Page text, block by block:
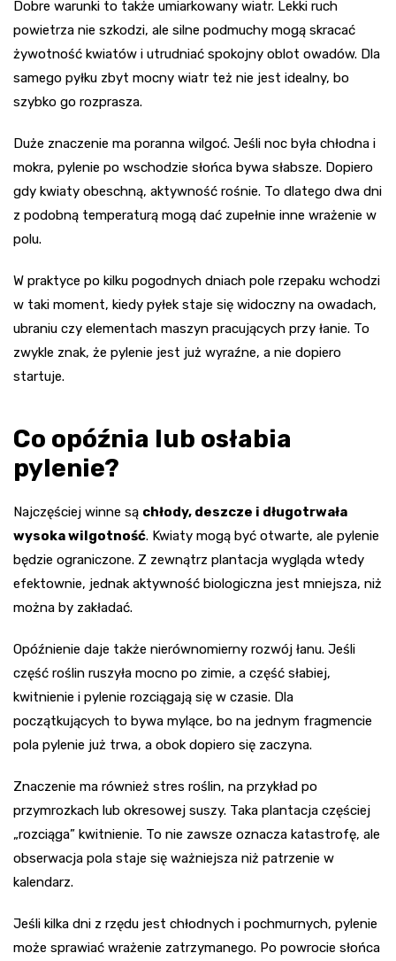
Dobre warunki to także umiarkowany wiatr. Lekki ruch
powietrza nie szkodzi, ale silne podmuchy mogą skracać
żywotność kwiatów i utrudniać spokojny oblot owadów. Dla
samego pyłku zbyt mocny wiatr też nie jest idealny, bo
szybko go rozprasza.
Duże znaczenie ma poranna wilgoć. Jeśli noc była chłodna i
mokra, pylenie po wschodzie słońca bywa słabsze. Dopiero
gdy kwiaty obeschną, aktywność rośnie. To dlatego dwa dni
z podobną temperaturą mogą dać zupełnie inne wrażenie w
polu.
W praktyce po kilku pogodnych dniach pole rzepaku wchodzi
w taki moment, kiedy pyłek staje się widoczny na owadach,
ubraniu czy elementach maszyn pracujących przy łanie. To
zwykle znak, że pylenie jest już wyraźne, a nie dopiero
startuje.
Co opóźnia lub osłabia
pylenie?
Najczęściej winne są chłody, deszcze i długotrwała
wysoka wilgotność. Kwiaty mogą być otwarte, ale pylenie
będzie ograniczone. Z zewnątrz plantacja wygląda wtedy
efektownie, jednak aktywność biologiczna jest mniejsza, niż
można by zakładać.
Opóźnienie daje także nierównomierny rozwój łanu. Jeśli
część roślin ruszyła mocno po zimie, a część słabiej,
kwitnienie i pylenie rozciągają się w czasie. Dla
początkujących to bywa mylące, bo na jednym fragmencie
pola pylenie już trwa, a obok dopiero się zaczyna.
Znaczenie ma również stres roślin, na przykład po
przymrozkach lub okresowej suszy. Taka plantacja częściej
„rozciąga” kwitnienie. To nie zawsze oznacza katastrofę, ale
obserwacja pola staje się ważniejsza niż patrzenie w
kalendarz.
Jeśli kilka dni z rzędu jest chłodnych i pochmurnych, pylenie
może sprawiać wrażenie zatrzymanego. Po powrocie słońca